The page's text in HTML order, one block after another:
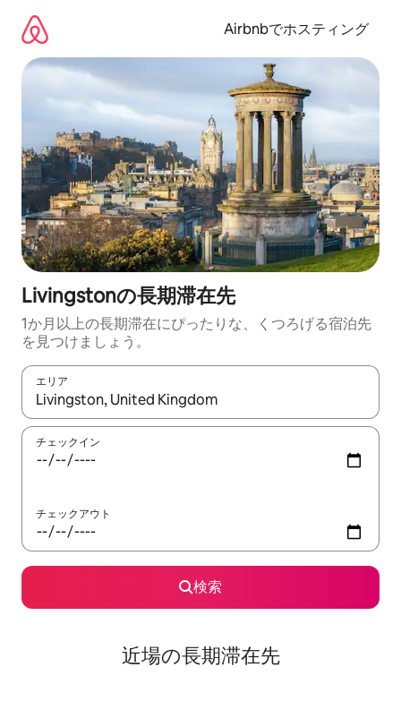
Airbnbでホスティング
Livingstonの長期滞在先
1か月以上の長期滞在にぴったりな、くつろげる宿泊先
を見つけましょう。
エリア
検索結果が表示されたら、上下の矢印キーを使って移動するか
チェックイン
チェックアウト
検索
近場の長期滞在先